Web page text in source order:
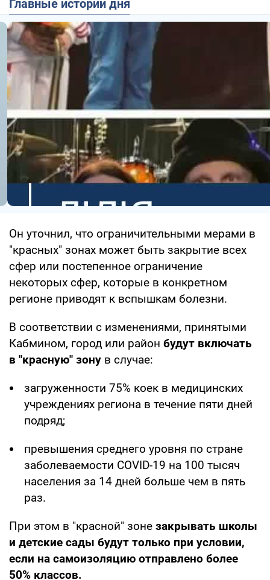
Главные истории дня
Он уточнил, что ограничительными мерами в
"красных" зонах может быть закрытие всех
сфер или постепенное ограничение
некоторых сфер, которые в конкретном
регионе приводят к вспышкам болезни.
В соответствии с изменениями, принятыми
Кабмином, город или район будут включать
в "красную" зону в случае:
загруженности 75% коек в медицинских
учреждениях региона в течение пяти дней
подряд;
превышения среднего уровня по стране
заболеваемости COVID-19 на 100 тысяч
населения за 14 дней больше чем в пять
раз.
При этом в "красной" зоне закрывать школы
и детские сады будут только при условии,
если на самоизоляцию отправлено более
50% классов.